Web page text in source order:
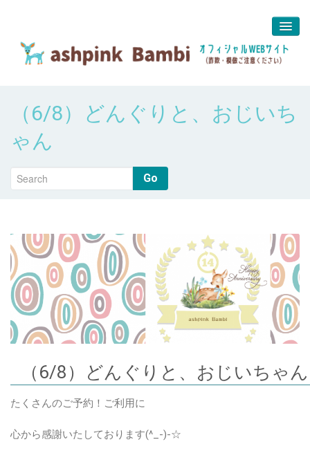
about us
堀江 真代
（6/8）どんぐりと、おじいち
ゃん
Go
（6/8）どんぐりと、おじいちゃん
たくさんのご予約！ご利用に
心から感謝いたしております(^_-)-☆